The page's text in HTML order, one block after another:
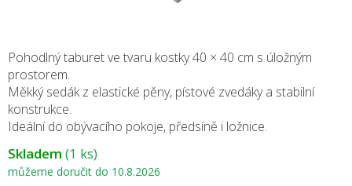
Skladem (1 ks)
můžeme doručit do 10.8.2026
Pohodlný taburet ve tvaru kostky 40 × 40 cm s úložným
prostorem.
Měkký sedák z elastické pěny, pístové zvedáky a stabilní
konstrukce.
Ideální do obývacího pokoje, předsíně i ložnice.